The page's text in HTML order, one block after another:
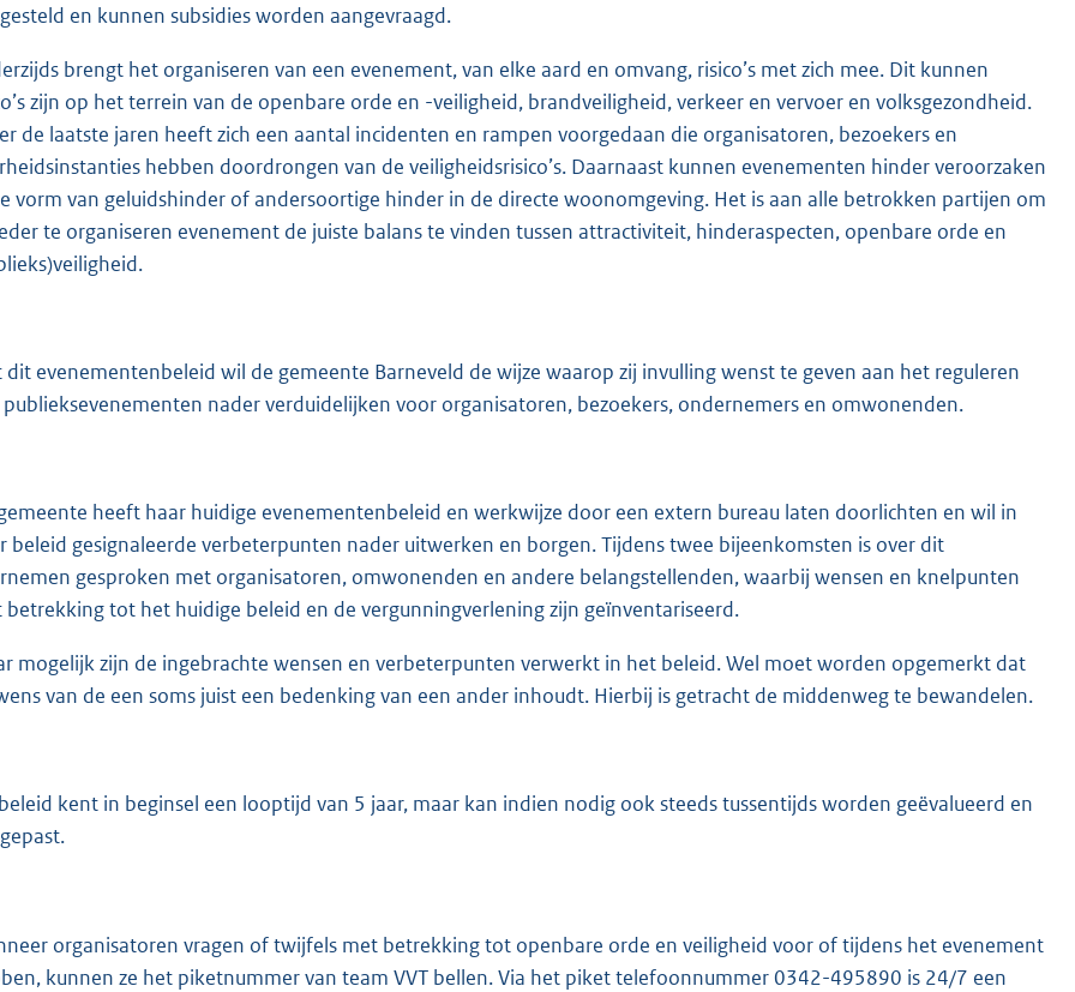
en kunnen subsidies worden aangevraagd.
brengt het organiseren van een evenement, van elke aard en omvang, risico’s met zich mee. Dit kunnen
zijn op het terrein van de openbare orde en -veiligheid, brandveiligheid, verkeer en vervoer en volksgezondheid.
de laatste jaren heeft zich een aantal incidenten en rampen voorgedaan die organisatoren, bezoekers en
hebben doordrongen van de veiligheidsrisico’s. Daarnaast kunnen evenementen hinder veroorzaken
vorm van geluidshinder of andersoortige hinder in de directe woonomgeving. Het is aan alle betrokken partijen om
te organiseren evenement de juiste balans te vinden tussen attractiviteit, hinderaspecten, openbare orde en
dit evenementenbeleid wil de gemeente Barneveld de wijze waarop zij invulling wenst te geven aan het reguleren
nader verduidelijken voor organisatoren, bezoekers, ondernemers en omwonenden.
heeft haar huidige evenementenbeleid en werkwijze door een extern bureau laten doorlichten en wil in
beleid gesignaleerde verbeterpunten nader uitwerken en borgen. Tijdens twee bijeenkomsten is over dit
gesproken met organisatoren, omwonenden en andere belangstellenden, waarbij wensen en knelpunten
betrekking tot het huidige beleid en de vergunningverlening zijn geïnventariseerd.
mogelijk zijn de ingebrachte wensen en verbeterpunten verwerkt in het beleid. Wel moet worden opgemerkt dat
van de een soms juist een bedenking van een ander inhoudt. Hierbij is getracht de middenweg te bewandelen.
kent in beginsel een looptijd van 5 jaar, maar kan indien nodig ook steeds tussentijds worden geëvalueerd en
organisatoren vragen of twijfels met betrekking tot openbare orde en veiligheid voor of tijdens het evenement
kunnen ze het piketnummer van team VVT bellen. Via het piket telefoonnummer 0342-495890 is 24/7 een